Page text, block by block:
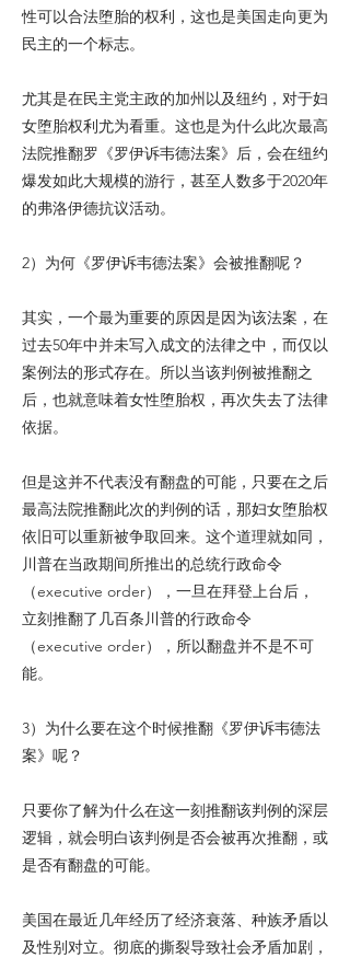
性可以合法堕胎的权利，这也是美国走向更为
民主的一个标志。
尤其是在民主党主政的加州以及纽约，对于妇
女堕胎权利尤为看重。这也是为什么此次最高
法院推翻罗《罗伊诉韦德法案》后，会在纽约
爆发如此大规模的游行，甚至人数多于2020年
的弗洛伊德抗议活动。
2）为何《罗伊诉韦德法案》会被推翻呢？
其实，一个最为重要的原因是因为该法案，在
过去50年中并未写入成文的法律之中，而仅以
案例法的形式存在。所以当该判例被推翻之
后，也就意味着女性堕胎权，再次失去了法律
依据。
但是这并不代表没有翻盘的可能，只要在之后
最高法院推翻此次的判例的话，那妇女堕胎权
依旧可以重新被争取回来。这个道理就如同，
川普在当政期间所推出的总统行政命令
（executive order），一旦在拜登上台后，
立刻推翻了几百条川普的行政命令
（executive order），所以翻盘并不是不可
能。
3）为什么要在这个时候推翻《罗伊诉韦德法
案》呢？
只要你了解为什么在这一刻推翻该判例的深层
逻辑，就会明白该判例是否会被再次推翻，或
是否有翻盘的可能。
美国在最近几年经历了经济衰落、种族矛盾以
及性别对立。彻底的撕裂导致社会矛盾加剧，